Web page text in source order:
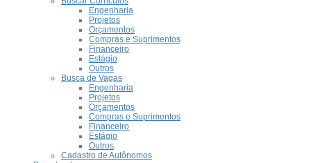
Engenharia
Projetos
Orçamentos
Compras e Suprimentos
Financeiro
Estágio
Outros
Busca de Vagas
Engenharia
Projetos
Orçamentos
Compras e Suprimentos
Financeiro
Estágio
Outros
Cadastro de Autônomos